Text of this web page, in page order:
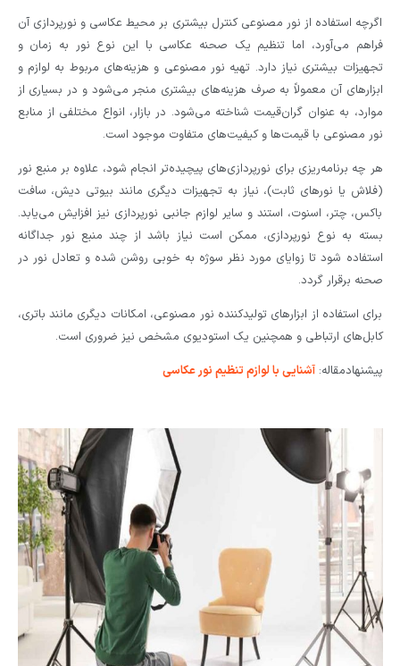
اگرچه استفاده از نور مصنوعی کنترل بیشتری بر محیط عکاسی و نورپردازی آن
فراهم می‌آورد، اما تنظیم یک صحنه عکاسی با این نوع نور به زمان و
تجهیزات بیشتری نیاز دارد. تهیه نور مصنوعی و هزینه‌های مربوط به لوازم و
ابزارهای آن معمولاً به صرف هزینه‌های بیشتری منجر می‌شود و در بسیاری از
موارد، به عنوان گران‌قیمت شناخته می‌شود. در بازار، انواع مختلفی از منابع
نور مصنوعی با قیمت‌ها و کیفیت‌های متفاوت موجود است.
هر چه برنامه‌ریزی برای نورپردازی‌های پیچیده‌تر انجام شود، علاوه بر منبع نور
(فلاش یا نورهای ثابت)، نیاز به تجهیزات دیگری مانند بیوتی دیش، سافت
باکس، چتر، اسنوت، استند و سایر لوازم جانبی نورپردازی نیز افزایش می‌یابد.
بسته به نوع نورپردازی، ممکن است نیاز باشد از چند منبع نور جداگانه
استفاده شود تا زوایای مورد نظر سوژه به خوبی روشن شده و تعادل نور در
صحنه برقرار گردد.
برای استفاده از ابزارهای تولیدکننده نور مصنوعی، امکانات دیگری مانند باتری،
کابل‌های ارتباطی و همچنین یک استودیوی مشخص نیز ضروری است.
پیشنهادمقاله:آشنایی با لوازم تنظیم نور عکاسی